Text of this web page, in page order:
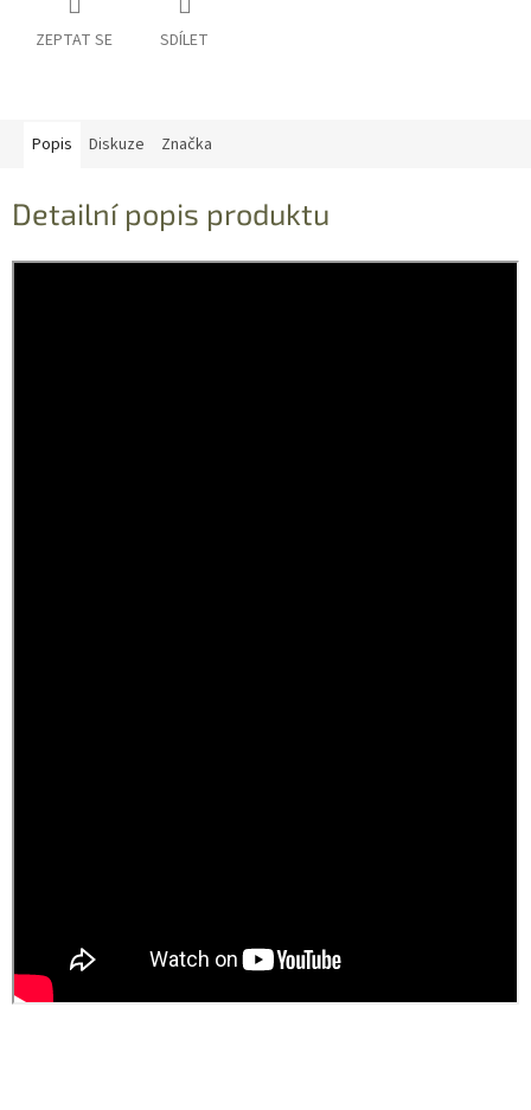
ZEPTAT SE SDÍLET
Popis Diskuze Značka
Detailní popis produktu